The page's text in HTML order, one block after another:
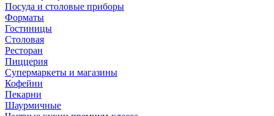
Посуда и столовые приборы
Форматы
Гостиницы
Столовая
Ресторан
Пиццерия
Супермаркеты и магазины
Кофейни
Пекарни
Шаурмичные